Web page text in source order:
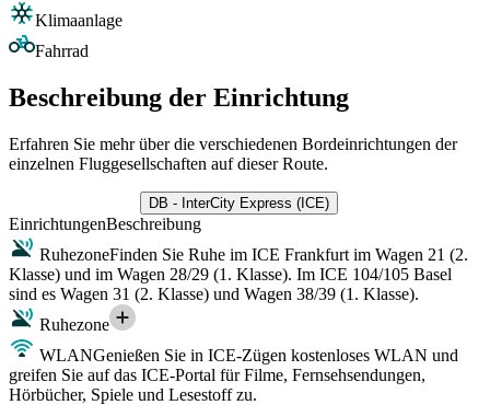
Klimaanlage
Fahrrad
Beschreibung der Einrichtung
Erfahren Sie mehr über die verschiedenen Bordeinrichtungen der
einzelnen Fluggesellschaften auf dieser Route.
DB - InterCity Express (ICE)
EinrichtungenBeschreibung
RuhezoneFinden Sie Ruhe im ICE Frankfurt im Wagen 21 (2.
Klasse) und im Wagen 28/29 (1. Klasse). Im ICE 104/105 Basel
sind es Wagen 31 (2. Klasse) und Wagen 38/39 (1. Klasse).
Ruhezone
WLANGenießen Sie in ICE-Zügen kostenloses WLAN und
greifen Sie auf das ICE-Portal für Filme, Fernsehsendungen,
Hörbücher, Spiele und Lesestoff zu.